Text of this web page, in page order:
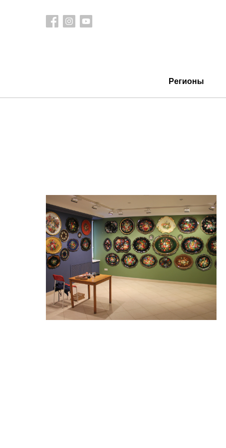
Регионы